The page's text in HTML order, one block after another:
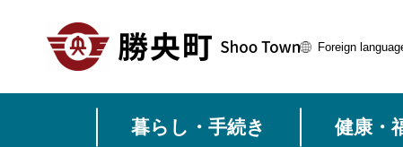
先
Foreign
暮らし・手続き 健康・